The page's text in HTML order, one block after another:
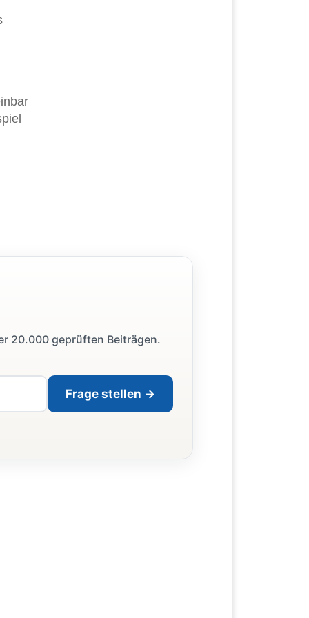
20.000 geprüften Beiträgen.
Frage stellen →